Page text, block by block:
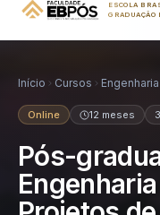
ESCOLA
GRADUAÇÃO
Início Cursos Engenharia
Online 12 meses
Pós-